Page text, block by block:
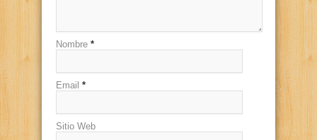
Nombre *
Email *
Sitio Web